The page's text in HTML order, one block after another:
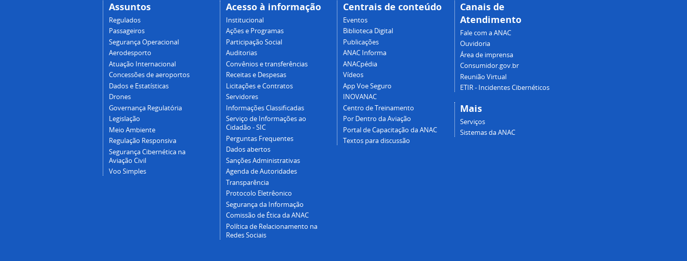
Assuntos
Regulados
Passageiros
Segurança Operacional
Aerodesporto
Atuação Internacional
Concessões de aeroportos
Dados e Estatísticas
Drones
Governança Regulatória
Legislação
Meio Ambiente
Regulação Responsiva
Segurança Cibernética na
Aviação Civil
Voo Simples
Acesso à informação
Institucional
Ações e Programas
Participação Social
Auditorias
Convênios e transferências
Receitas e Despesas
Licitações e Contratos
Servidores
Informações Classificadas
Serviço de Informações ao
Cidadão - SIC
Perguntas Frequentes
Dados abertos
Sanções Administrativas
Agenda de Autoridades
Transparência
Protocolo Eletrêonico
Segurança da Informação
Comissão de Ética da ANAC
Política de Relacionamento na
Redes Sociais
Centrais de conteúdo
Eventos
Biblioteca Digital
Publicações
ANAC Informa
ANACpédia
Vídeos
App Voe Seguro
INOVANAC
Centro de Treinamento
Por Dentro da Aviação
Portal de Capacitação da ANAC
Textos para discussão
Canais de
Atendimento
Fale com a ANAC
Ouvidoria
Área de imprensa
Consumidor.gov.br
Reunião Virtual
ETIR - Incidentes Cibernéticos
Mais
Serviços
Sistemas da ANAC